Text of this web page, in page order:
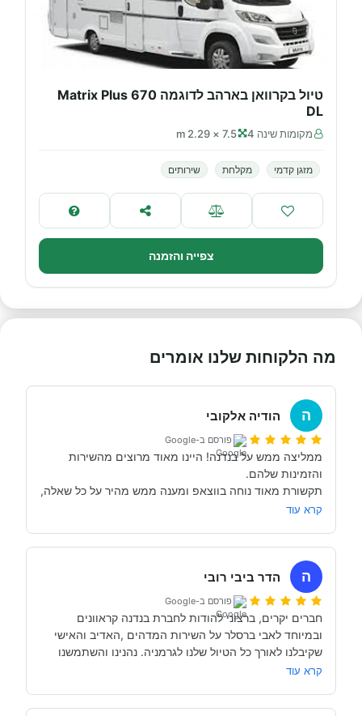
טיול בקרוואן בארהב לדוגמה Matrix Plus 670
DL
מקומות שינה 4 7.5 × 2.29 m
מזגן קדמי מקלחת שירותים
צפייה והזמנה
מה הלקוחות שלנו אומרים
ה הודיה אלקובי
פורסם ב-Google
גם על השאלות החופרות והקטנוניות ביותר.
קרא עוד
ה הדר ביבי רובי
פורסם ב-Google
קרא עוד